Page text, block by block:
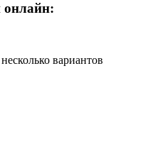
онлайн:
вариантов